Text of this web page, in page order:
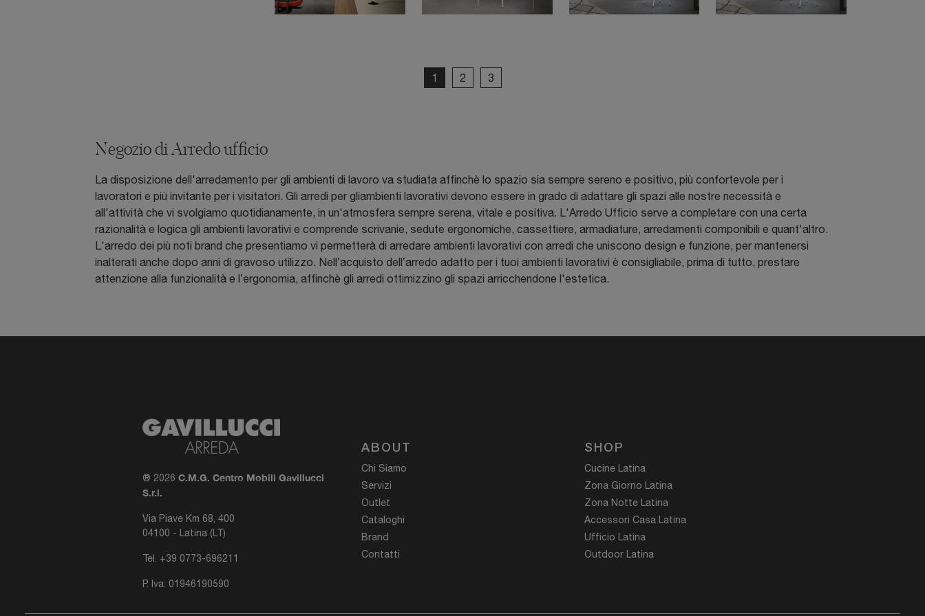
1 2 3
Negozio di Arredo ufficio
La disposizione dell'arredamento per gli ambienti di lavoro va studiata affinchè lo spazio sia sempre sereno e positivo, più confortevole per i
lavoratori e più invitante per i visitatori. Gli arredi per gliambienti lavorativi devono essere in grado di adattare gli spazi alle nostre necessità e
all'attività che vi svolgiamo quotidianamente, in un'atmosfera sempre serena, vitale e positiva. L'Arredo Ufficio serve a completare con una certa
razionalità e logica gli ambienti lavorativi e comprende scrivanie, sedute ergonomiche, cassettiere, armadiature, arredamenti componibili e quant'altro.
L'arredo dei più noti brand che presentiamo vi permetterà di arredare ambienti lavorativi con arredi che uniscono design e funzione, per mantenersi
inalterati anche dopo anni di gravoso utilizzo. Nell’acquisto dell’arredo adatto per i tuoi ambienti lavorativi è consigliabile, prima di tutto, prestare
attenzione alla funzionalità e l’ergonomia, affinchè gli arredi ottimizzino gli spazi arricchendone l'estetica.
® 2026 C.M.G. Centro Mobili Gavillucci
S.r.l.
Via Piave Km 68, 400
04100 - Latina (LT)
Tel. +39 0773-696211
P. Iva: 01946190590
ABOUT
Chi Siamo
Servizi
Outlet
Cataloghi
Brand
Contatti
SHOP
Cucine Latina
Zona Giorno Latina
Zona Notte Latina
Accessori Casa Latina
Ufficio Latina
Outdoor Latina